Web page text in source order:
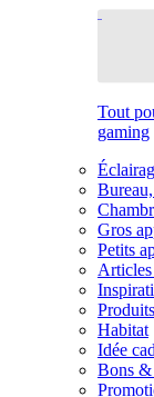
Tout
gaming
Gros
Petits
Articles
Habitat
Idée
Bons &